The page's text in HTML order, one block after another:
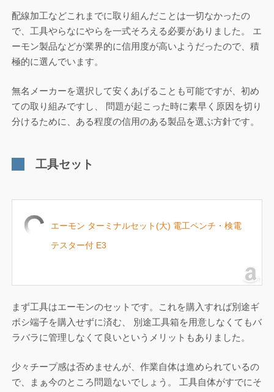
配線加工などこれまでに取り組んだことは一切なかったの
で、工具やらなにやらを一式そろえる必要がありました。 エ
ーモン製品などが業界的に信用度が高いようだったので、積
極的に選んでいます。
無名メーカーを選択して安くあげることも可能ですが、初め
ての取り組みですし、 問題が起こった時に素早く原因を切り
分けるために、ある程度の信用のある製品を選ぶ方針です。
工具セット
エーモン ターミナルセット(大) 電工ペンチ・検電
テスター付 E3
まず工具はエーモンのセットです。これを購入すれば別途ギ
ボシ端子を購入せずに済む、 別途工具箱を用意しなくてもバ
ラバラに管理しなくて良いというメリットもありました。
少々チープ感は否めませんが、作業自体は進められているの
で、まぁ今のところ問題ないでしょう。 工具自体がすでにそ